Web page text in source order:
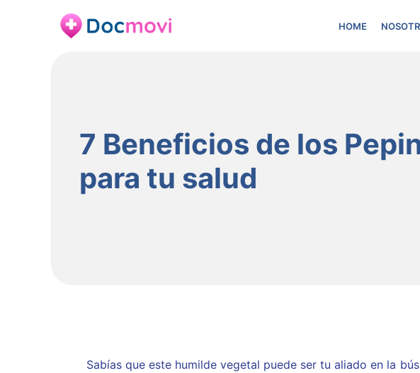
HOME
7 Beneficios de los
para tu salud
Sabías que este humilde vegetal puede ser tu aliado en la